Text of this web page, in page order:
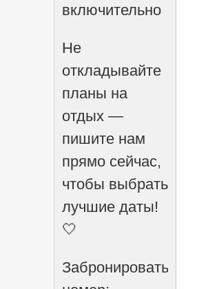
включительно
Не
откладывайте
планы на
отдых —
пишите нам
прямо сейчас,
чтобы выбрать
лучшие даты!
🤍
Забронировать